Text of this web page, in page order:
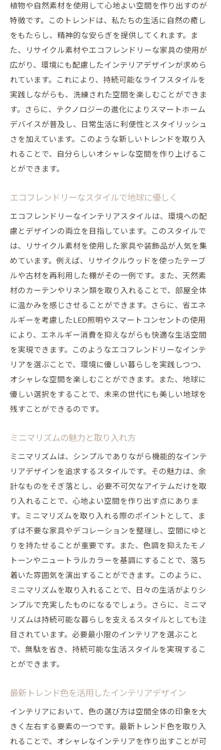
植物や自然素材を使用して心地よい空間を作り出すのが
特徴です。このトレンドは、私たちの生活に自然の癒し
をもたらし、精神的な安らぎを提供してくれます。ま
た、リサイクル素材やエコフレンドリーな家具の使用が
広がり、環境にも配慮したインテリアデザインが求めら
れています。これにより、持続可能なライフスタイルを
実践しながらも、洗練された空間を楽しむことができま
す。さらに、テクノロジーの進化によりスマートホーム
デバイスが普及し、日常生活に利便性とスタイリッシュ
さを加えています。このような新しいトレンドを取り入
れることで、自分らしいオシャレな空間を作り上げるこ
とができます。
エコフレンドリーなスタイルで地球に優しく
エコフレンドリーなインテリアスタイルは、環境への配
慮とデザインの両立を目指しています。このスタイルで
は、リサイクル素材を使用した家具や装飾品が人気を集
めています。例えば、リサイクルウッドを使ったテーブ
ルや古材を再利用した棚がその一例です。また、天然素
材のカーテンやリネン類を取り入れることで、部屋全体
に温かみを感じさせることができます。さらに、省エネ
ルギーを考慮したLED照明やスマートコンセントの使用
により、エネルギー消費を抑えながらも快適な生活空間
を実現できます。このようなエコフレンドリーなインテ
リアを選ぶことで、環境に優しい暮らしを実践しつつ、
オシャレな空間を楽しむことができます。また、地球に
優しい選択をすることで、未来の世代にも美しい地球を
残すことができるのです。
ミニマリズムの魅力と取り入れ方
ミニマリズムは、シンプルでありながら機能的なインテ
リアデザインを追求するスタイルです。その魅力は、余
計なものをそぎ落とし、必要不可欠なアイテムだけを取
り入れることで、心地よい空間を作り出す点にありま
す。ミニマリズムを取り入れる際のポイントとして、ま
ずは不要な家具やデコレーションを整理し、空間にゆと
りを持たせることが重要です。また、色調を抑えたモノ
トーンやニュートラルカラーを基調にすることで、落ち
着いた雰囲気を演出することができます。このように、
ミニマリズムを取り入れることで、日々の生活がよりシ
ンプルで充実したものになるでしょう。さらに、ミニマ
リズムは持続可能な暮らしを支えるスタイルとしても注
目されています。必要最小限のインテリアを選ぶこと
で、無駄を省き、持続可能な生活スタイルを実現するこ
とができます。
最新トレンド色を活用したインテリアデザイン
インテリアにおいて、色の選び方は空間全体の印象を大
きく左右する要素の一つです。最新トレンド色を取り入
れることで、オシャレなインテリアを作り出すことが可